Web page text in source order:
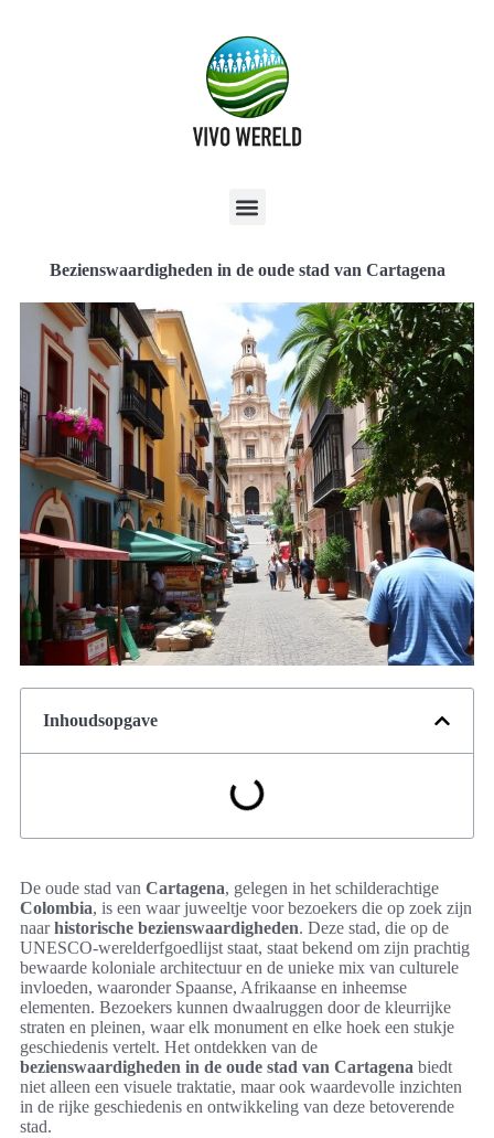
Bezienswaardigheden in de oude stad van Cartagena
Inhoudsopgave
De oude stad van Cartagena, gelegen in het schilderachtige
Colombia, is een waar juweeltje voor bezoekers die op zoek zijn
naarhistorische bezienswaardigheden. Deze stad, die op de
UNESCO-werelderfgoedlijst staat, staat bekend om zijn prachtig
bewaarde koloniale architectuur en de unieke mix van culturele
invloeden, waaronder Spaanse, Afrikaanse en inheemse
elementen. Bezoekers kunnen dwaalruggen door de kleurrijke
straten en pleinen, waar elk monument en elke hoek een stukje
geschiedenis vertelt. Het ontdekken van de
bezienswaardigheden in de oude stad van Cartagena biedt
niet alleen een visuele traktatie, maar ook waardevolle inzichten
in de rijke geschiedenis en ontwikkeling van deze betoverende
stad.